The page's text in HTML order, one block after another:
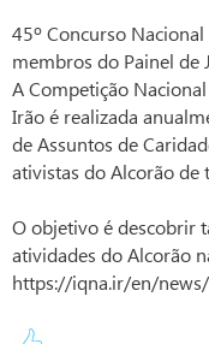
45º Concurso
membros do Painel de
A Competição
Irão é realizada
de Assuntos de
ativistas do Alcorão de
O objetivo é descobrir
atividades do Alcorão
https://iqna.ir/en/